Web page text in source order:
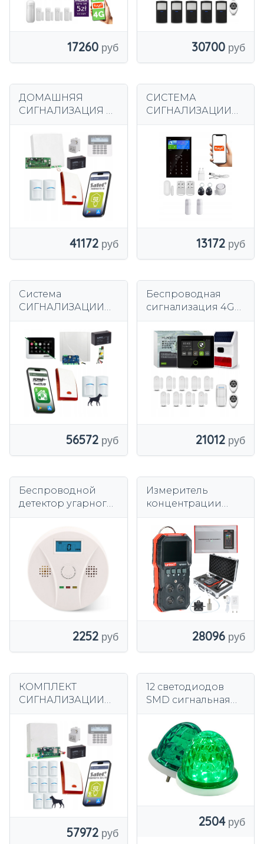
17260 30700
ДОМАШНЯЯ
СИГНАЛИЗАЦИЯ С
GSM ДЕТЕКТОРА
BOSCH SATEL
ALARM
41172
СИСТЕМА
СИГНАЛИЗАЦИИ
ДЮЙМА GSM WiFi
TUYA SMART НА
ПОЛЬСКОМ ЯЗЫКЕ
2xPIR
13172
Система
СИГНАЛИЗАЦИИ
связь Wi-Fi Lte Gsm
2x Pet Ropam
Bosch Sensor
56572
Беспроводная
сигнализация 4G
HUXGO HXA502 B +
уличная сирена
21012
Беспроводной
детектор угарного
угарного газа CO
сигнализация 85
2252
Измеритель
концентрации
щихся газов CO
H2S O2 LEL
28096
КОМПЛЕКТ
СИГНАЛИЗАЦИИ
МОДУЛЬ LTE
УВЕДОМЛЕНИЯ 8
ДЕТЕКТОРЫ
ЛЮБИМЫХ BOSCH
BOSCH
57972
12 светодиодов
SMD сигнальная
предупреждающая
, 12В, 24В, зеленая
2504